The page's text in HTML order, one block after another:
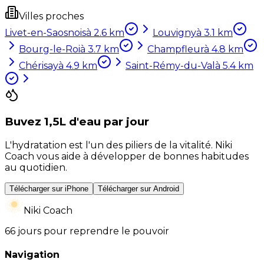
Villes proches
Livet-en-Saosnoisà 2.6 km Louvignyà 3.1 km
Bourg-le-Roià 3.7 km Champfleurà 4.8 km
Chérisayà 4.9 km Saint-Rémy-du-Val à 5.4km
Buvez 1,5L d'eau par jour
L'hydratation est l'un des piliers de la vitalité. Niki
Coach vous aide à développer de bonnes habitudes
au quotidien.
Télécharger sur iPhone Télécharger sur Android
Niki Coach
66 jours pour reprendre le pouvoir
Navigation